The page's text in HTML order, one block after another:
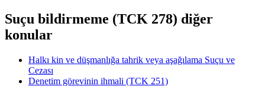
Suçu bildirmeme (TCK 278) diğer
konular
Halkı kin ve düşmanlığa tahrik veya aşağılama Suçu ve
Cezası
Denetim görevinin ihmali (TCK 251)